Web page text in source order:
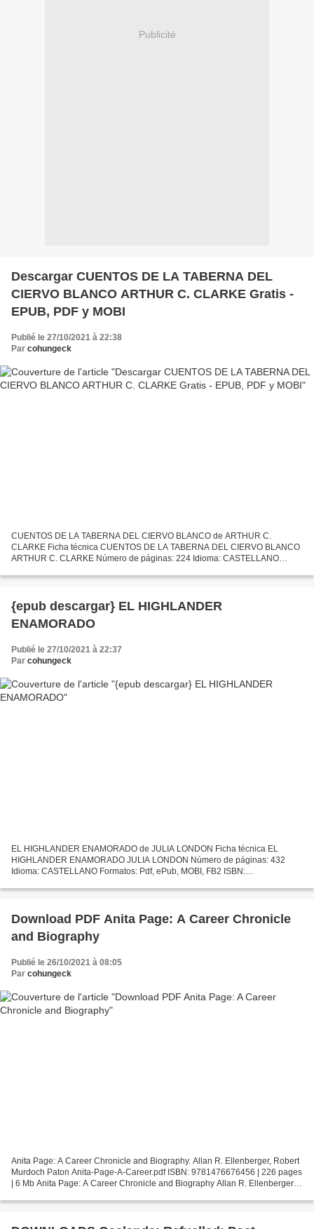
Publicité
Descargar CUENTOS DE LA TABERNA DEL
CIERVO BLANCO ARTHUR C. CLARKE Gratis -
EPUB, PDF y MOBI
Publié le 27/10/2021 à 22:38
Par cohungeck
CUENTOS DE LA TABERNA DEL CIERVO BLANCO de ARTHUR C.
CLARKE Ficha técnica CUENTOS DE LA TABERNA DEL CIERVO BLANCO
ARTHUR C. CLARKE Número de páginas: 224 Idioma: CASTELLANO
EDITORIAL...
{epub descargar} EL HIGHLANDER
ENAMORADO
Publié le 27/10/2021 à 22:37
Par cohungeck
EL HIGHLANDER ENAMORADO de JULIA LONDON Ficha técnica EL
HIGHLANDER ENAMORADO JULIA LONDON Número de páginas: 432
Idioma: CASTELLANO Formatos: Pdf, ePub, MOBI, FB2 ISBN:
gratis Descarga...
Download PDF Anita Page: A Career Chronicle
and Biography
Publié le 26/10/2021 à 08:05
Par cohungeck
Anita Page: A Career Chronicle and Biography. Allan R. Ellenberger, Robert
Murdoch Paton Anita-Page-A-Career.pdf ISBN: 9781476676456 | 226 pages
| 6 Mb Anita Page: A Career Chronicle and Biography Allan R. Ellenberger,